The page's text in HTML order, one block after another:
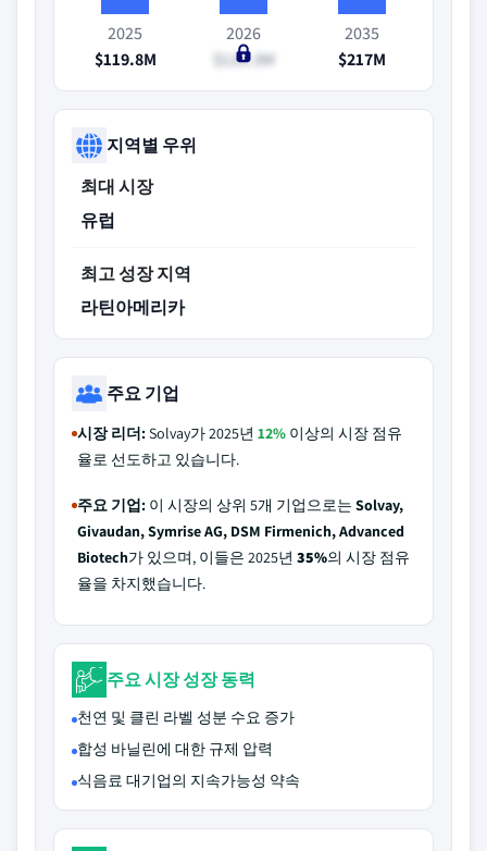
2025
$119.8M
2026
$129.3M
2035
$217M
지역별 우위
최대 시장
유럽
최고 성장 지역
라틴아메리카
주요 기업
시장 리더:Solvay가 2025년 12% 이상의 시장 점유
율로 선도하고 있습니다.
주요 기업: 이 시장의 상위 5개 기업으로는 Solvay,
Givaudan, Symrise AG, DSM Firmenich, Advanced
Biotech가 있으며, 이들은 2025년 35%의 시장 점유
율을 차지했습니다.
주요 시장 성장 동력
천연 및 클린 라벨 성분 수요 증가
합성 바닐린에 대한 규제 압력
식음료 대기업의 지속가능성 약속